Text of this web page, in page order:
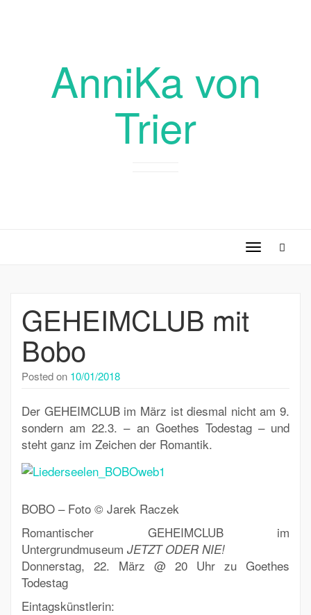
AnniKa von
Trier
Toggle
GEHEIMCLUB mit
Bobo
Posted on 10/01/2018
Der GEHEIMCLUB im März ist diesmal nicht am 9.
sondern am 22.3. – an Goethes Todestag – und
steht ganz im Zeichen der Romantik.
BOBO – Foto © Jarek Raczek
Romantischer GEHEIMCLUB im
Untergrundmuseum JETZT ODER NIE!
Donnerstag, 22. März @ 20 Uhr zu Goethes
Todestag
Eintagskünstlerin: